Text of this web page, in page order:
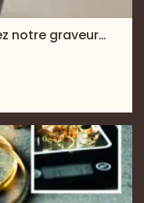
notre graveur…